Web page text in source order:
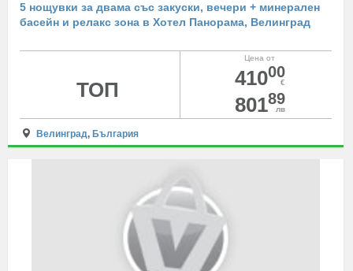
5 нощувки за двама със закуски, вечери + минерален
басейн и релакс зона в Хотел Панорама, Велинград
Цена от
41000
€
80189
лв
ТОП
Велинград, България